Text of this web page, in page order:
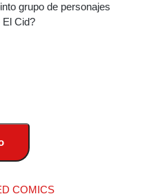
grupo de personajes
El Cid?
COMICS